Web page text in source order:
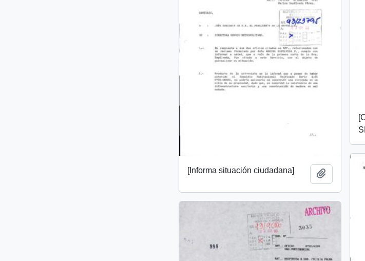
[Informa situación ciudadana] Añadir al